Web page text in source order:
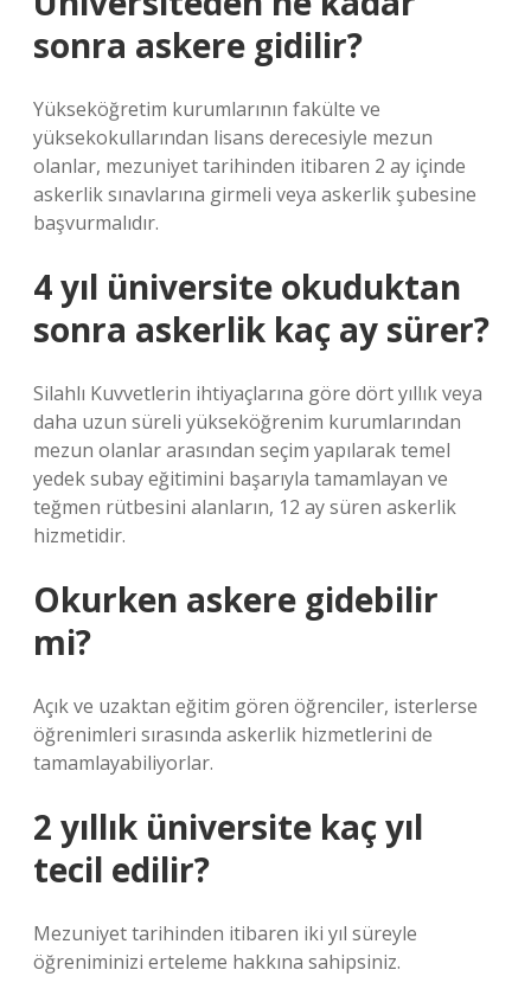
sonra askere gidilir?
Yükseköğretim kurumlarının fakülte ve
yüksekokullarından lisans derecesiyle mezun
olanlar, mezuniyet tarihinden itibaren 2 ay içinde
askerlik sınavlarına girmeli veya askerlik şubesine
başvurmalıdır.
4 yıl üniversite okuduktan
sonra askerlik kaç ay sürer?
Silahlı Kuvvetlerin ihtiyaçlarına göre dört yıllık veya
daha uzun süreli yükseköğrenim kurumlarından
mezun olanlar arasından seçim yapılarak temel
yedek subay eğitimini başarıyla tamamlayan ve
teğmen rütbesini alanların, 12 ay süren askerlik
hizmetidir.
Okurken askere gidebilir
mi?
Açık ve uzaktan eğitim gören öğrenciler, isterlerse
öğrenimleri sırasında askerlik hizmetlerini de
tamamlayabiliyorlar.
2 yıllık üniversite kaç yıl
tecil edilir?
Mezuniyet tarihinden itibaren iki yıl süreyle
öğreniminizi erteleme hakkına sahipsiniz.